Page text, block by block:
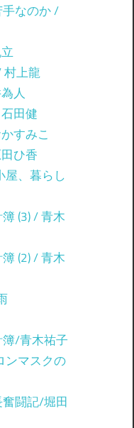
なのか /
村上龍
人
田健
すみこ
ひ香
屋、暮らし
(3) / 青木
(2) / 青木
/青木祐子
ンマスクの
闘記/堀田